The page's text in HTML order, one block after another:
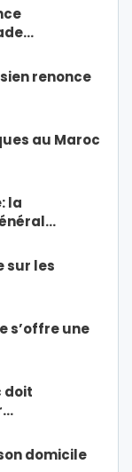
renonce
au Maroc
la
sur les
s’offre une
doit
domicile